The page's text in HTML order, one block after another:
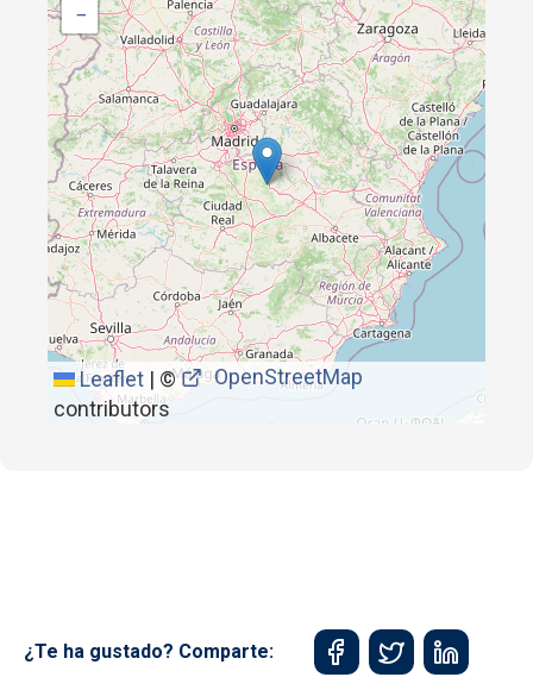
−
Leaflet | ©
OpenStreetMap
contributors
¿Te ha gustado? Comparte: